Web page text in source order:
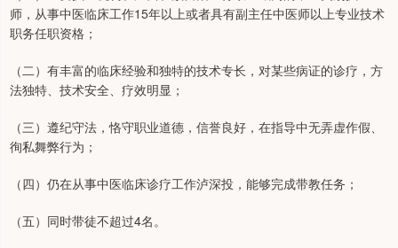
师，从事中医临床工作15年以上或者具有副主任中医师以上专业技术
职务任职资格；
（二）有丰富的临床经验和独特的技术专长，对某些病证的诊疗，方
法独特、技术安全、疗效明显；
（三）遵纪守法，恪守职业道德，信誉良好，在指导中无弄虚作假、
徇私舞弊行为；
（四）仍在从事中医临床诊疗工作泸深投，能够完成带教任务；
（五）同时带徒不超过4名。